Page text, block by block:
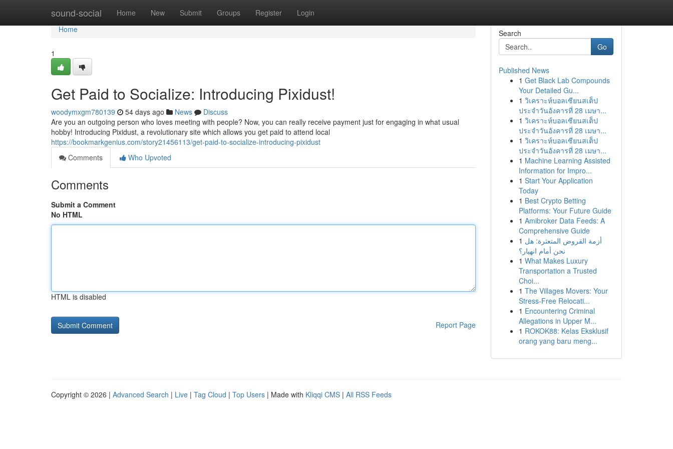
sound-social Home New Submit Groups Register Login
Home
Home
1
Get Paid to Socialize: Introducing Pixidust!
woodymxgm780139 54 days ago News
Discuss
Are you an outgoing person who loves meeting with people? Now, you can really receive payment just for engaging in what usual
hobby! Introducing Pixidust, a revolutionary site which allows you get paid to attend local
https://bookmarkgenius.com/story21456113/get-paid-to-socialize-introducing-pixidust
Comments
Who Upvoted
Comments
Submit a Comment
No HTML
HTML is disabled
Report Page
Search
Go
Published News
1 Get Black Lab Compounds
Your Detailed Gu...
1 วิเคราะห์บอลเซียนสเต็ป
ประจำวันอังคารที่ 28 เมษา...
1 วิเคราะห์บอลเซียนสเต็ป
ประจำวันอังคารที่ 28 เมษา...
1 วิเคราะห์บอลเซียนสเต็ป
ประจำวันอังคารที่ 28 เมษา...
1 Machine Learning Assisted
Information for Impro...
1 Start Your Application
Today
1 Best Crypto Betting
Platforms: Your Future Guide
1 Amibroker Data Feeds: A
Comprehensive Guide
1 أزمة القروض المتعثرة: هل
نحن أمام انهيار؟
1 What Makes Luxury
Transportation a Trusted
Choi...
1 The Villages Movers: Your
Stress-Free Relocati...
1 Encountering Criminal
Allegations in Upper M...
1 ROKOK88: Kelas Eksklusif
orang yang baru meng...
Copyright © 2026 | Advanced Search | Live | Tag Cloud | Top Users | Made with Kliqqi CMS | All RSS Feeds